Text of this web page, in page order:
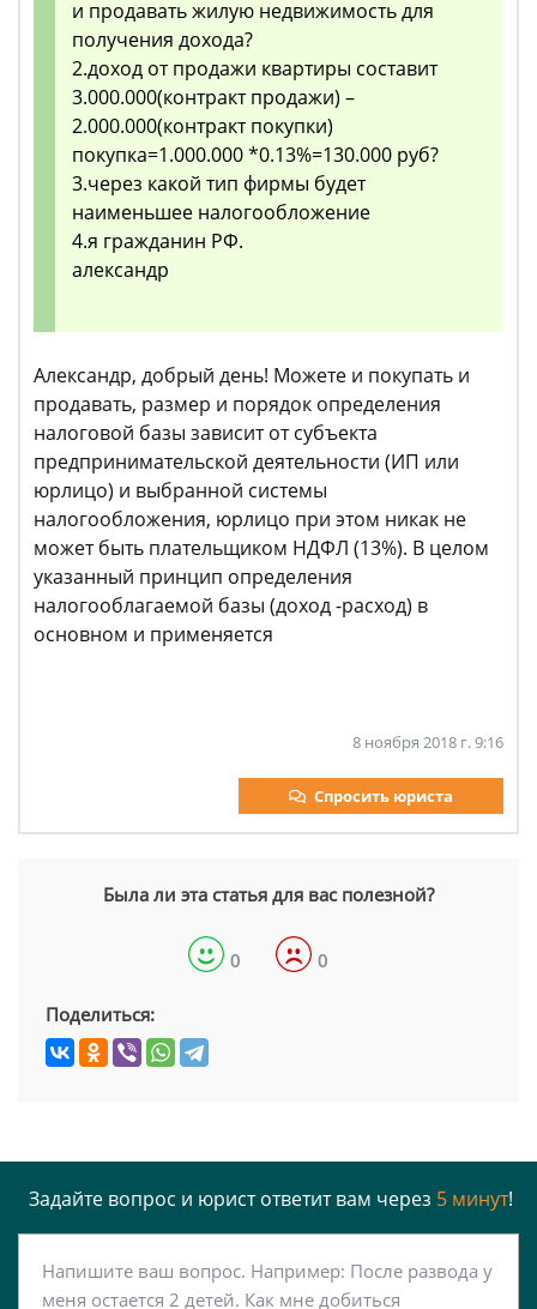
и продавать жилую недвижимость для
получения дохода?
2.доход от продажи квартиры составит
3.000.000(контракт продажи) –
2.000.000(контракт покупки)
покупка=1.000.000 *0.13%=130.000 руб?
3.через какой тип фирмы будет
наименьшее налогообложение
4.я гражданин РФ.
александр
Александр, добрый день! Можете и покупать и
продавать, размер и порядок определения
налоговой базы зависит от субъекта
предпринимательской деятельности (ИП или
юрлицо) и выбранной системы
налогообложения, юрлицо при этом никак не
может быть плательщиком НДФЛ (13%). В целом
указанный принцип определения
налогооблагаемой базы (доход -расход) в
основном и применяется
8 ноября 2018 г. 9:16
Спросить юриста
Была ли эта статья для вас полезной?
0 0
Поделиться:
Задайте вопрос и юрист ответит вам через 5 минут!